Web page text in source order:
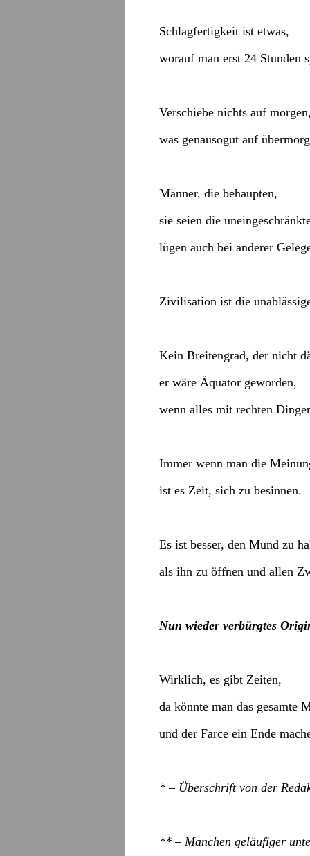
Schlagfertigkeit ist etwas,
worauf man erst 24 Stunden
Verschiebe nichts auf
was genausogut auf
Männer, die behaupten,
sie seien die
lügen auch bei anderer
Zivilisation ist die
Kein Breitengrad, der nicht
er wäre Äquator geworden,
wenn alles mit rechten
Immer wenn man die
ist es Zeit, sich zu besinnen.
Es ist besser, den Mund zu
als ihn zu öffnen und allen
Nun wieder verbürgtes
Wirklich, es gibt Zeiten,
da könnte man das gesamte
und der Farce ein Ende
* – Überschrift von der
** – Manchen geläufiger